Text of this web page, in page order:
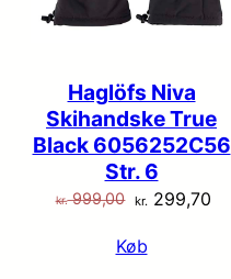
Haglöfs Niva
Skihandske True
Black 6056252C56
Str. 6
kr.999,00 Den
pris
kr. 299,70
Køb